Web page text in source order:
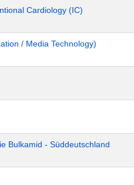
Cardiology (IC)
/ Media Technology)
Bulkamid - Süddeutschland